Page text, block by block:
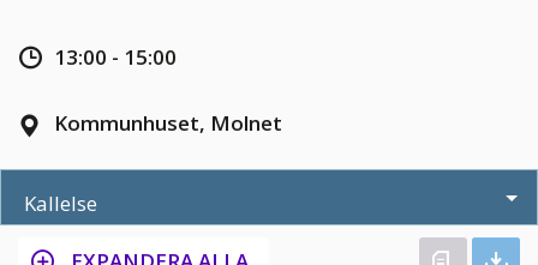
13:00 - 15:00
Kommunhuset, Molnet
Kallelse